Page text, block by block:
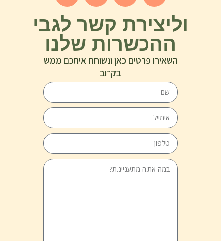
וליצירת קשר לגבי
ההכשרות שלנו
השאירו פרטים כאן ונשוחח איתכם ממש
בקרוב